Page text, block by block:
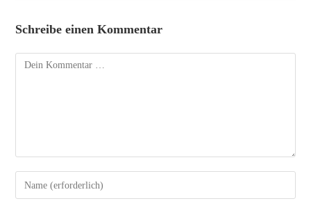
Schreibe einen Kommentar
Kommentar
Gib
deinen